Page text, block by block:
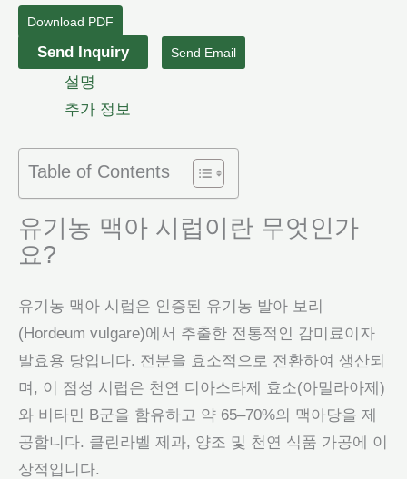
Download PDF
기
아
수
량
Send Inquiry Send Email
설명
추가 정보
Table of Contents
유기농 맥아 시럽이란 무엇인가
요?
유기농 맥아 시럽은 인증된 유기농 발아 보리
(Hordeum vulgare)에서 추출한 전통적인 감미료이자
발효용 당입니다. 전분을 효소적으로 전환하여 생산되
며, 이 점성 시럽은 천연 디아스타제 효소(아밀라아제)
와 비타민 B군을 함유하고 약 65–70%의 맥아당을 제
공합니다. 클린라벨 제과, 양조 및 천연 식품 가공에 이
상적입니다.